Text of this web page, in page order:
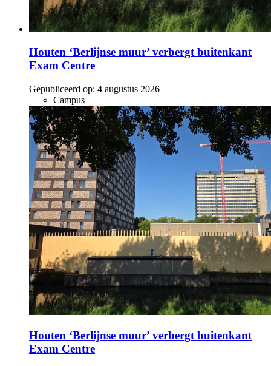
Houten ‘Berlijnse muur’ verbergt buitenkant
Exam Centre
Gepubliceerd op: 4 augustus 2026
Campus
Houten ‘Berlijnse muur’ verbergt buitenkant
Exam Centre